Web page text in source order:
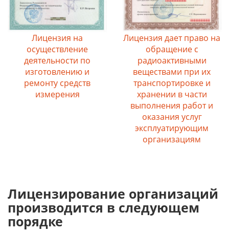
Лицензия на
осуществление
деятельности по
изготовлению и
ремонту средств
измерения
Лицензия дает право на
обращение с
радиоактивными
веществами при их
транспортировке и
хранении в части
выполнения работ и
оказания услуг
эксплуатирующим
организациям
Лицензирование организаций
производится в следующем
порядке